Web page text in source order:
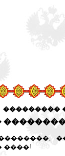
���������
����!